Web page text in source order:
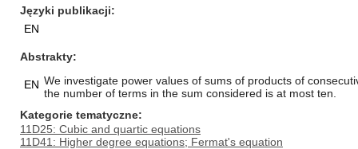
Języki publikacji
EN
Abstrakty
EN We investigate power values of sums of products of
the number of terms in the sum considered is at most ten.
Kategorie tematyczne
11D25: Cubic and quartic equations
11D41: Higher degree equations; Fermat's equation